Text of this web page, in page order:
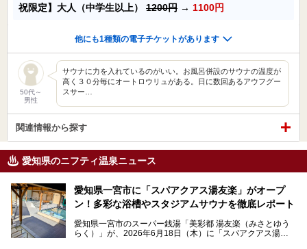
祝限定】大人（中学生以上） 1200円 → 1100円
他にも1種類の電子チケットがあります
50代～
男性
サウナに力を入れているのがいい。お風呂併設のサウナの温度が
高く３０分毎にオートロウリュがある。日に数回あるアウフグー
スサー…
関連情報から探す
愛知県のニフティ温泉ニュース
愛知県一宮市に「スパアクアス湯友楽」がオープ
ン！多彩な浴槽やスタジアムサウナを徹底レポート
愛知県一宮市のスーパー銭湯「美彩都 湯友楽（みさとゆう
らく）」が、2026年6月18日（木）に「スパアクアス湯友